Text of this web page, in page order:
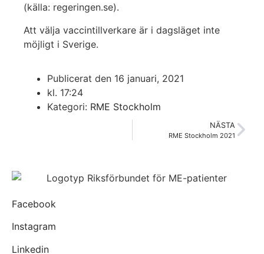
(källa: regeringen.se).
Att välja vaccintillverkare är i dagsläget inte
möjligt i Sverige.
Publicerat den 16 januari, 2021
kl. 17:24
Kategori: RME Stockholm
NÄSTA
RME Stockholm 2021
Facebook
Instagram
Linkedin